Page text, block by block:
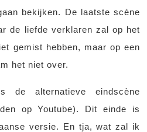
bekijken. De laatste scène
de liefde verklaren zal op het
gemist hebben, maar op een
het niet over.
alternatieve eindscène
op Youtube). Dit einde is
versie. En tja, wat zal ik